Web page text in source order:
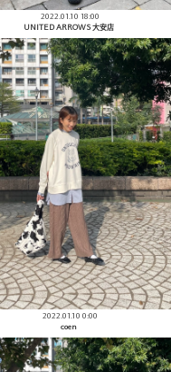
2022.01.10 18:00
UNITED ARROWS 大安店
2022.01.10 0:00
coen